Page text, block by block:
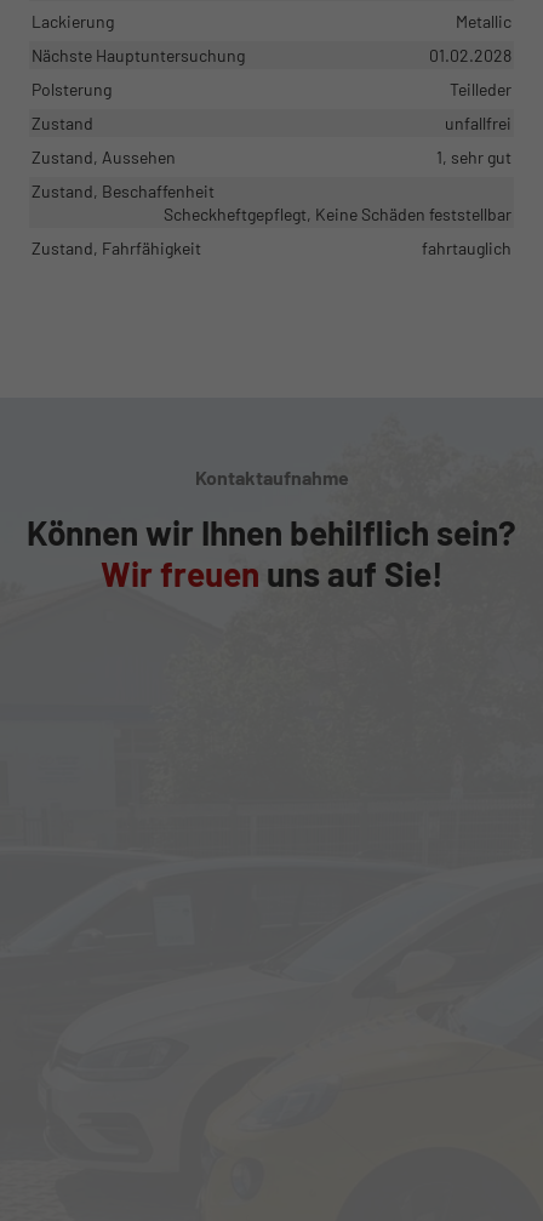
Lackierung
Metallic
Nächste Hauptuntersuchung
01.02.2028
Polsterung
Teilleder
Zustand
unfallfrei
Zustand, Aussehen
1, sehr gut
Zustand, Beschaffenheit
Scheckheftgepflegt, Keine Schäden feststellbar
Zustand, Fahrfähigkeit
fahrtauglich
Kontaktaufnahme
Können wir Ihnen behilflich sein?
Wir freuen uns auf Sie!